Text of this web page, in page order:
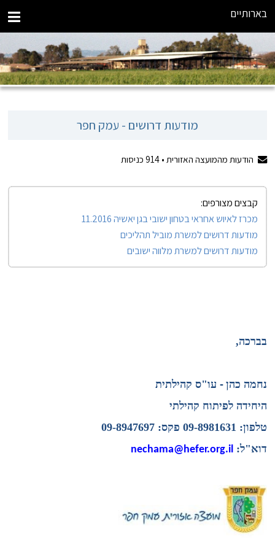
בארותיים
מודעות דרושים - עמק חפר
הודעות מהמועצה האזורית • 914כניסות
קבצים מצורפים:
מכרז לאיוש אחראי בטחון ישובי בגן יאשיה 11.2016
מודעות דרושים למשרת מוביל תהליכים
מודעות דרושים למשרת מלווה ישובים
בברכה,
נחמה כהן - עו"ס קהילתית
היחידה לפיתוח קהילתי
טלפון: 09-8981631 פקס: 09-8947697
דוא"ל:nechama@hefer.org.il